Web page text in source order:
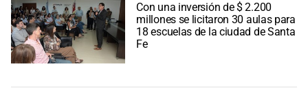
Con una inversión de $ 2.200
millones se licitaron 30 aulas para
18 escuelas de la ciudad de Santa
Fe